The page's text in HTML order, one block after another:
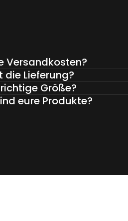
Versandkosten?
Lieferung?
Größe?
eure Produkte?